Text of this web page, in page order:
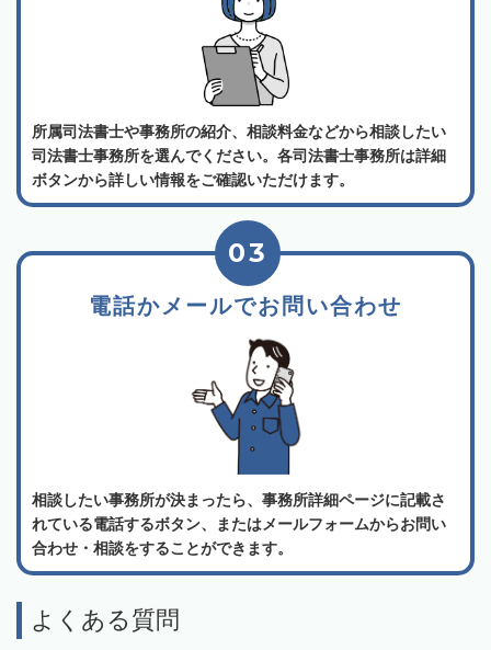
所属司法書士や事務所の紹介、相談料金などから相談したい
司法書士事務所を選んでください。各司法書士事務所は詳細
ボタンから詳しい情報をご確認いただけます。
電話かメールでお問い合わせ
03
相談したい事務所が決まったら、事務所詳細ページに記載さ
れている電話するボタン、またはメールフォームからお問い
合わせ・相談をすることができます。
よくある質問